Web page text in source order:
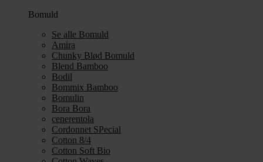
Bomuld
Se alle Bomuld
Amira
Chunky Blød Bomuld
Blend Bamboo
Bodil
Bommix Bamboo
Bomulin
Bora Bora
cenerentola
Cordonnet SPecial
Cotton 8/4
Cotton Soft Bio